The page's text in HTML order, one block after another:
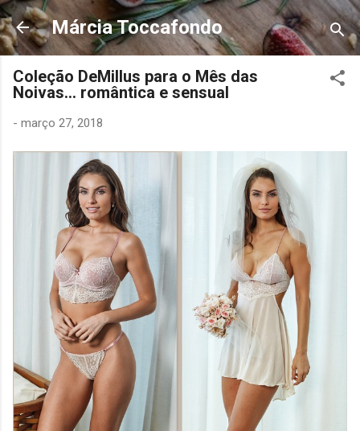
Pular para o conteúdo principal
Márcia Toccafondo
Coleção DeMillus para o Mês das
Noivas... romântica e sensual
- março 27, 2018